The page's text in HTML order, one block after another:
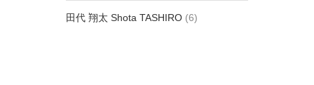
田代 翔太 Shota TASHIRO (6)